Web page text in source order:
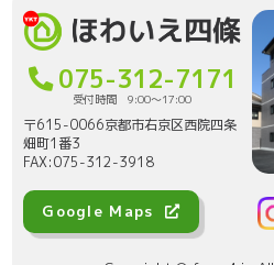
075-312-7171
受付時間 9:00〜17:00
〒615-0066京都市右京区西院四条
畑町1番3
FAX:075-312-3918
Google Maps